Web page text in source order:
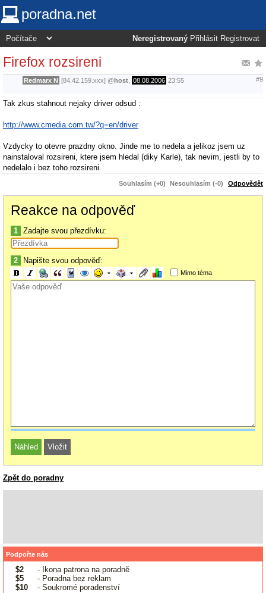
poradna.net
Neregistrovaný Přihlásit Registrovat
Firefox rozsireni
Redmarx N [84.42.159.xxx] @host 08.08.2006 23:55 #9
Tak zkus stahnout nejaky driver odsud :
http://www.cmedia.com.tw/?q=en/driver
Vzdycky to otevre prazdny okno. Jinde me to nedela a jelikoz jsem uz
nainstaloval rozsireni, ktere jsem hledal (diky Karle), tak nevim, jestli by to
nedelalo i bez toho rozsireni.
Souhlasím (+0) Nesouhlasím (-0) Odpovědět
Reakce na odpověď
1 Zadajte svou přezdívku:
2 Napište svou odpověď:
Mimo téma
Zpět do poradny
Podpořte nás
$2
- Ikona patrona na poradně
$5
- Poradna bez reklam
$10
- Soukromé poradenství